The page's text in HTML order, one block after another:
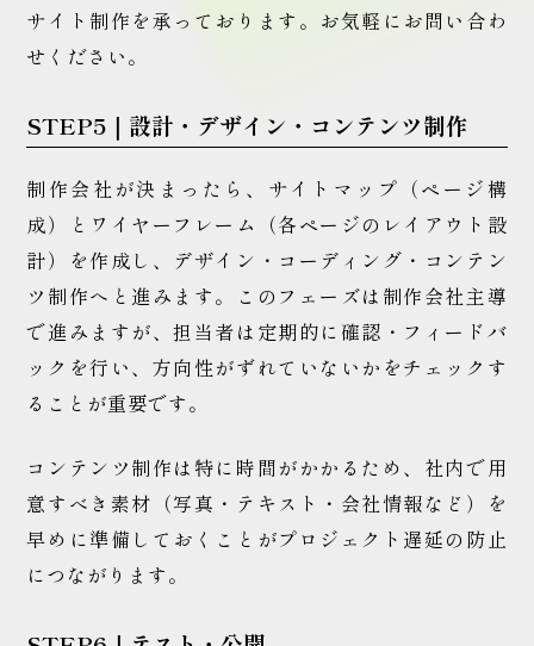
サイト制作を承っております。お気軽にお問い合わ
せください。
STEP5｜設計・デザイン・コンテンツ制作
制作会社が決まったら、サイトマップ（ページ構
成）とワイヤーフレーム（各ページのレイアウト設
計）を作成し、デザイン・コーディング・コンテン
ツ制作へと進みます。このフェーズは制作会社主導
で進みますが、担当者は定期的に確認・フィードバ
ックを行い、方向性がずれていないかをチェックす
ることが重要です。
コンテンツ制作は特に時間がかかるため、社内で用
意すべき素材（写真・テキスト・会社情報など）を
早めに準備しておくことがプロジェクト遅延の防止
につながります。